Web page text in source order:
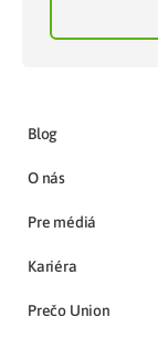
Blog
O nás
Pre médiá
Kariéra
Prečo Union